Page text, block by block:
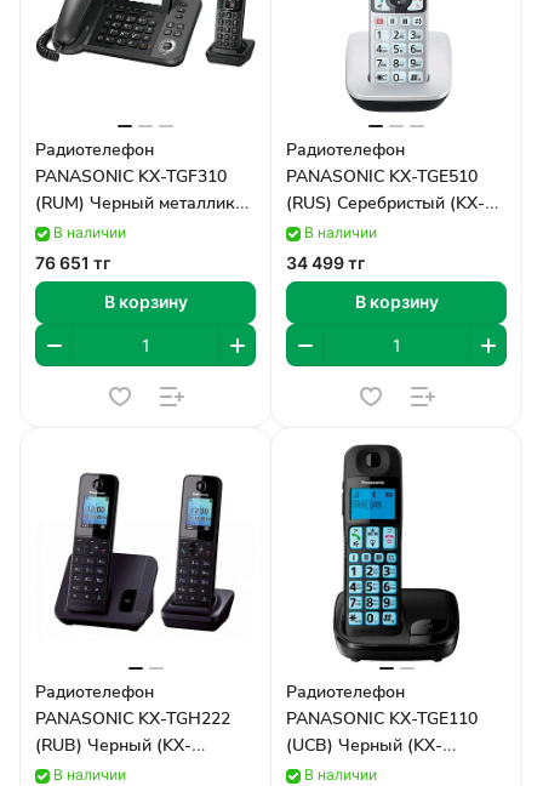
Радиотелефон
PANASONIC KX-TGF310
(RUM) Черный металлик
(KX-TGF310RUM)
В наличии
76 651 тг
В корзину
Радиотелефон
PANASONIC KX-TGE510
(RUS) Серебристый (KX-
TGE510RUS)
В наличии
34 499 тг
В корзину
Радиотелефон
PANASONIC KX-TGH222
(RUB) Черный (KX-
TGH222RUB)
В наличии
Радиотелефон
PANASONIC KX-TGE110
(UCB) Черный (KX-
TGE110UCB)
В наличии